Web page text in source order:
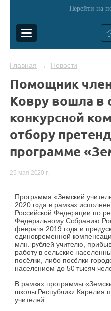
Перейти на
Главная → Новости
Помощник
Ковру вошла в
конкурсной
отбору
программе
25 мая 2020 г.
Программа «Земский
2020 года в рамках
Российской Федерации по
Федеральному Собранию
февраля 2019 года и
единовременной
млн. рублей учителю,
работу в сельские
посёлки, либо посёлки
населением до 50 тысяч
В рамках программы
школы Республики Карелия
учителей.